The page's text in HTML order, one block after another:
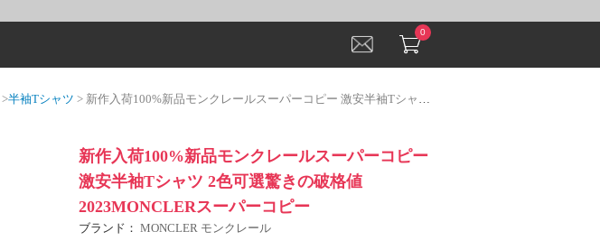
0
>半袖Tシャツ > 新作入荷100%新品モンクレールスーパーコピー 激安半袖Tシャツ 2色可選驚きの破格値2023MONCLERスーパーコピー
新作入荷100%新品モンクレールスーパーコピー
激安半袖Tシャツ 2色可選驚きの破格値
2023MONCLERスーパーコピー
ブランド： MONCLER モンクレール